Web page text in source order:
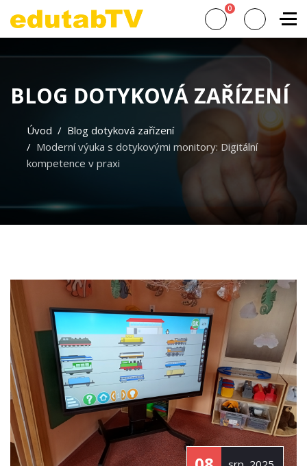
0
BLOG DOTYKOVÁ ZAŘÍZENÍ
Úvod
Blog dotyková zařízení
Moderní výuka s dotykovými monitory: Digitální
kompetence v praxi